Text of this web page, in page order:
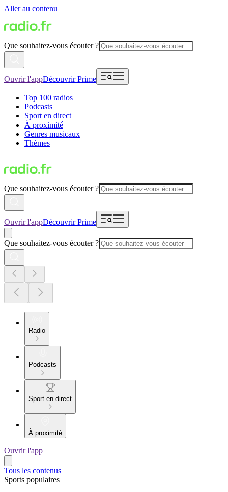
Aller au contenu
Que souhaitez-vous écouter ?
Ouvrir l'appDécouvrir Prime
Top 100 radios
Podcasts
Sport en direct
À proximité
Genres musicaux
Thèmes
Que souhaitez-vous écouter ?
Ouvrir l'appDécouvrir Prime
Que souhaitez-vous écouter ?
Radio
Podcasts
Sport en direct
À proximité
Ouvrir l'app
Tous les contenus
Sports populaires